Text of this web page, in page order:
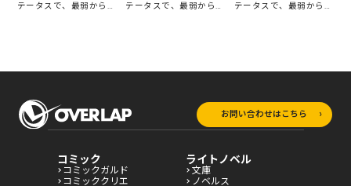
テータスで、最弱から最
テータスで、最弱から最
テータスで、最弱から最
お問い合わせはこちら
コミック
コミックガルド
コミッククリエ
ライトノベル
文庫
ノベルス